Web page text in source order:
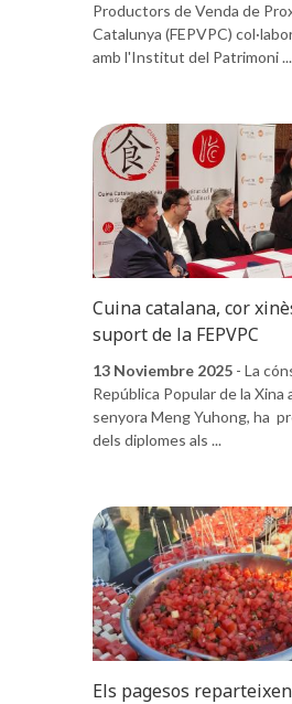
Productors de Venda de
Catalunya (FEPVPC)
amb l'Institut del Patrimoni ...
Cuina catalana, cor
suport de la FEPVPC
13 Noviembre 2025 - La
República Popular de la Xina
senyora Meng Yuhong, ha
dels diplomes als ...
Els pagesos